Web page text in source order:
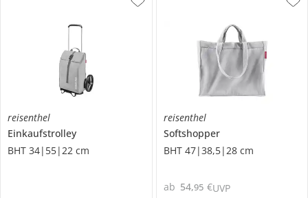
reisenthel
Einkaufstrolley
BHT 34|55|22 cm
reisenthel
Softshopper
BHT 47|38,5|28 cm
ab 54,95 €UVP